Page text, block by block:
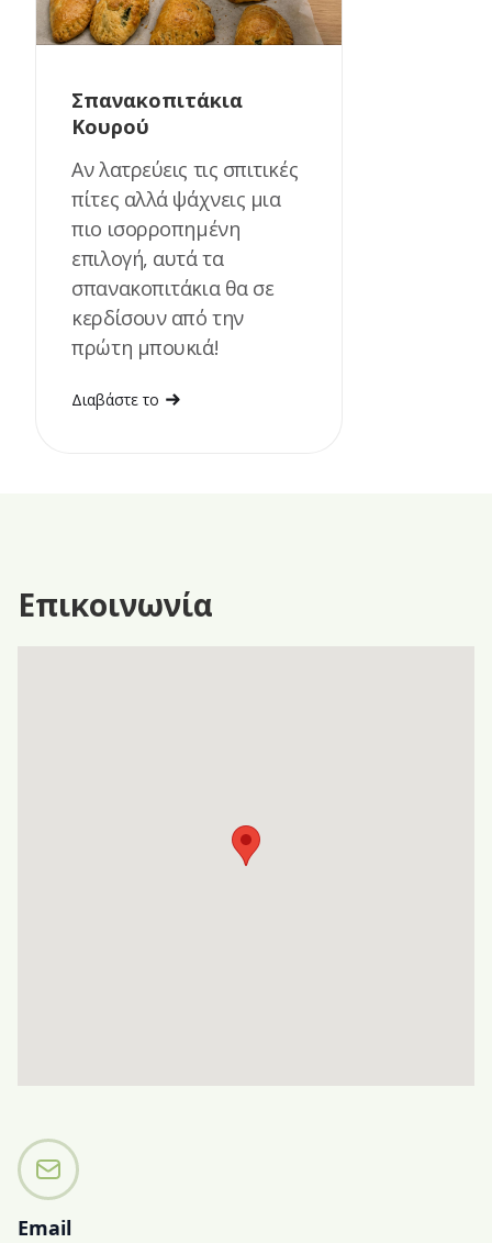
Σπανακοπιτάκια
Κουρού
Αν λατρεύεις τις σπιτικές
πίτες αλλά ψάχνεις μια
πιο ισορροπημένη
επιλογή, αυτά τα
σπανακοπιτάκια θα σε
κερδίσουν από την
πρώτη μπουκιά!
Διαβάστε το
Επικοινωνία
Email